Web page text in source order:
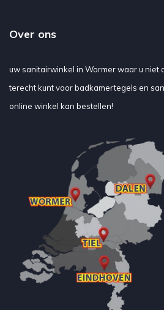
Over ons
uw sanitairwinkel in Wormer waar u niet
terecht kunt voor badkamertegels en
online winkel kan bestellen!